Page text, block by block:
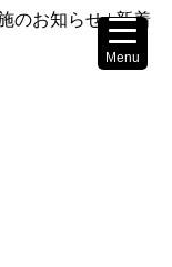
のお知らせ | 新着
Menu